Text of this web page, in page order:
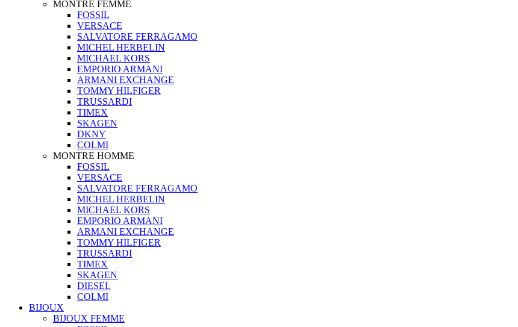
MONTRE FEMME
FOSSIL
VERSACE
SALVATORE FERRAGAMO
MICHEL HERBELIN
MICHAEL KORS
EMPORIO ARMANI
ARMANI EXCHANGE
TOMMY HILFIGER
TRUSSARDI
TIMEX
SKAGEN
DKNY
COLMI
MONTRE HOMME
FOSSIL
VERSACE
SALVATORE FERRAGAMO
MICHEL HERBELIN
MICHAEL KORS
EMPORIO ARMANI
ARMANI EXCHANGE
TOMMY HILFIGER
TRUSSARDI
TIMEX
SKAGEN
DIESEL
COLMI
BIJOUX
BIJOUX FEMME